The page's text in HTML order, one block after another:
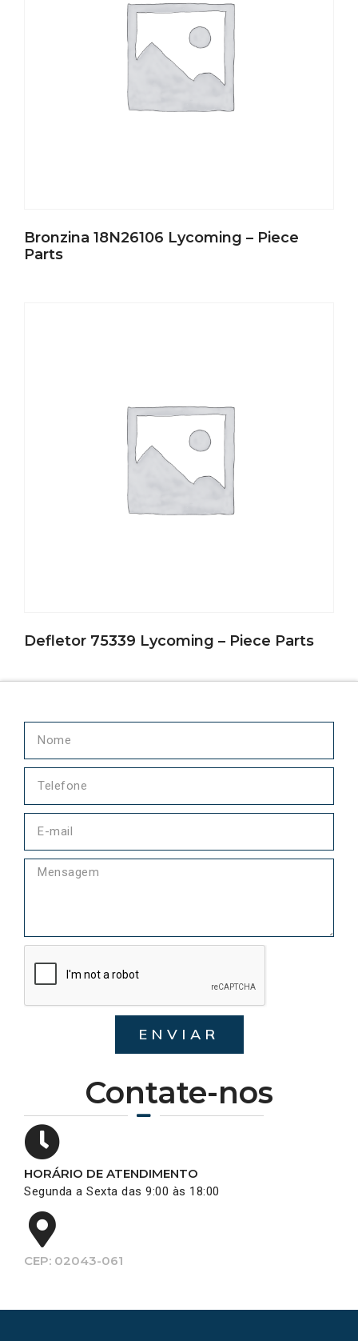
Bronzina 18N26106 Lycoming – Piece
Parts
Defletor 75339 Lycoming – Piece Parts
Contate-nos
HORÁRIO DE ATENDIMENTO
Segunda a Sexta das 9:00 às 18:00
CEP: 02043-061
ENVIAR